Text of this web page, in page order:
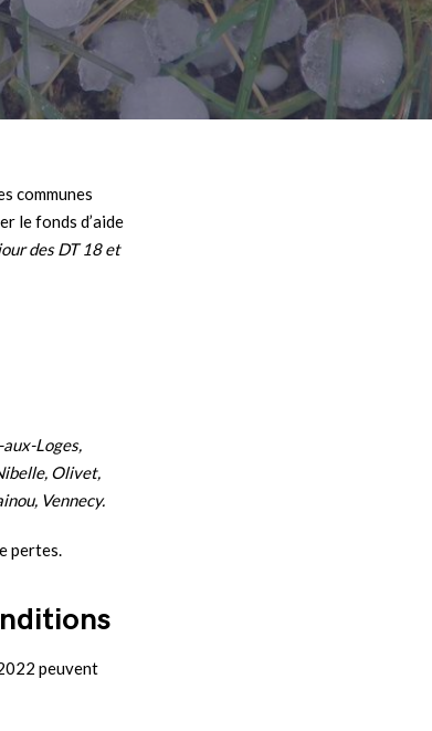
communes
le fonds d’aide
des DT 18 et
Loges,
Olivet,
Vennecy.
pertes.
peuvent